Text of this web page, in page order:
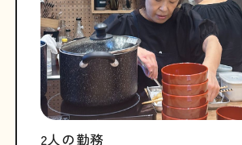
2人の勤務